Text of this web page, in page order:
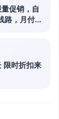
促销，自
路，月付
限时折扣来